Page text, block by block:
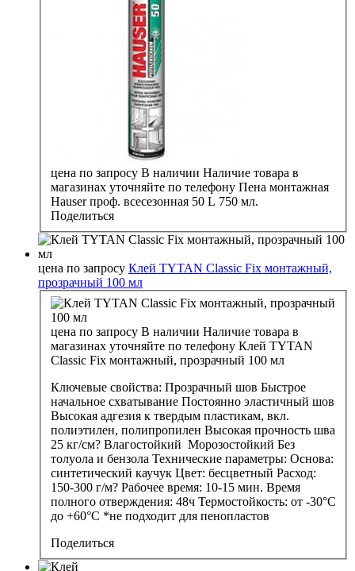
цена по запросу В наличии Наличие товара в
магазинах уточняйте по телефону Пена монтажная
Hauser проф. всесезонная 50 L 750 мл.
Поделиться
цена по запросу Клей TYTAN Classic Fix монтажный,
прозрачный 100 мл
цена по запросу В наличии Наличие товара в
магазинах уточняйте по телефону Клей TYTAN
Classic Fix монтажный, прозрачный 100 мл
Ключевые свойства: Прозрачный шов Быстрое
начальное схватывание Постоянно эластичный шов
Высокая адгезия к твердым пластикам, вкл.
полиэтилен, полипропилен Высокая прочность шва
25 кг/см? Влагостойкий Морозостойкий Без
толуола и бензола Технические параметры: Основа:
синтетический каучук Цвет: бесцветный Расход:
150-300 г/м? Рабочее время: 10-15 мин. Время
полного отверждения: 48ч Термостойкость: от -30°C
до +60°C *не подходит для пенопластов
Поделиться